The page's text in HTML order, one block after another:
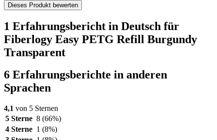
Dieses Produkt bewerten
1 Erfahrungsbericht in Deutsch für
Fiberlogy Easy PETG Refill Burgundy
Transparent
6 Erfahrungsberichte in anderen
Sprachen
4,1 von 5 Sternen
5 Sterne 8 (66%)
4 Sterne 1 (8%)